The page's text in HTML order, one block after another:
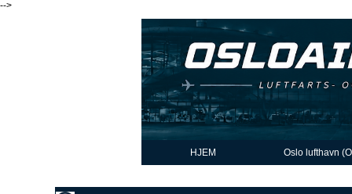
-->
HJEM Oslo lufthavn